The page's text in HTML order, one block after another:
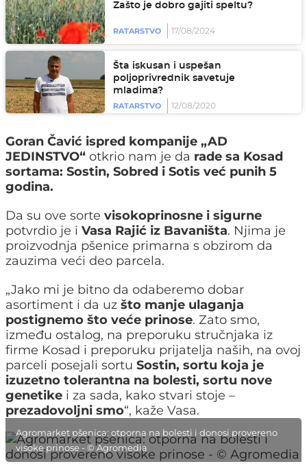
Zašto je dobro gajiti speltu?
RATARSTVO 17/08/2024
Šta iskusan i uspešan
poljoprivrednik savetuje
mladima?
RATARSTVO
12/08/2020
Goran Čavić ispred kompanije „AD
JEDINSTVO“ otkrio nam je da rade sa Kosad
sortama: Sostin, Sobred i Sotis već punih 5
godina.
Da su ove sorte visokoprinosne i sigurne
potvrdio je i Vasa Rajić iz Bavaništa. Njima je
proizvodnja pšenice primarna s obzirom da
zauzima veći deo parcela.
„Jako mi je bitno da odaberemo dobar
asortiment i da uz što manje ulaganja
postignemo što veće prinose. Zato smo,
između ostalog, na preporuku stručnjaka iz
firme Kosad i preporuku prijatelja naših, na ovoj
parceli posejali sortu Sostin, sortu koja je
izuzetno tolerantna na bolesti, sortu nove
genetike i za sada, kako stvari stoje –
prezadovoljni smo“, kaže Vasa.
Agromarket pšenica: otporna na bolesti i donosi provereno
visoke prinose - © Agromedia